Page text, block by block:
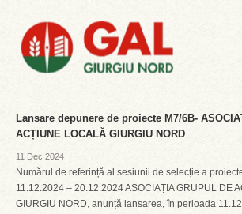
Lansare depunere de proiecte M7/6B-
ACȚIUNE LOCALĂ GIURGIU NORD
11 Dec 2024
Numărul de referință al sesiunii de selecție a
11.12.2024 – 20.12.2024 ASOCIAȚIA GRUPUL DE
GIURGIU NORD, anunță lansarea, în perioada